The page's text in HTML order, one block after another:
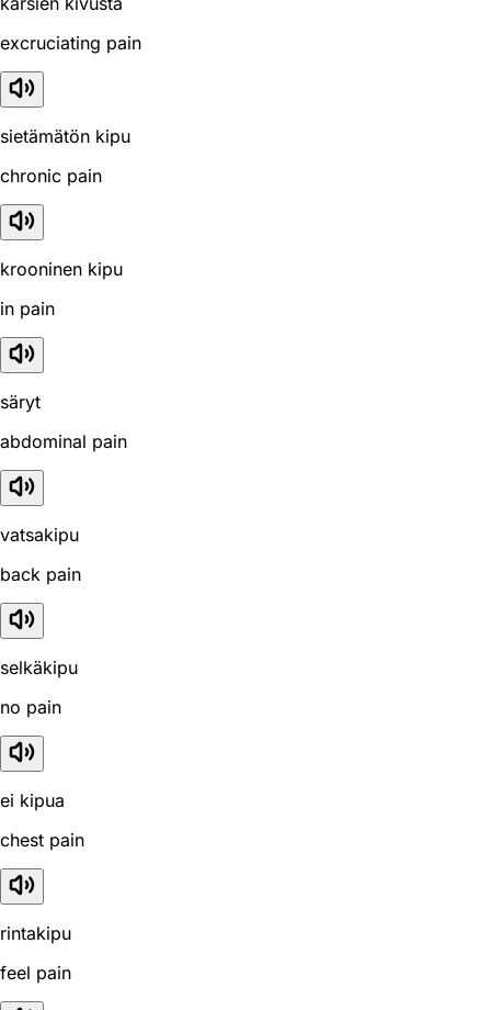
excruciating pain
sietämätön kipu
chronic pain
krooninen kipu
in pain
säryt
abdominal pain
vatsakipu
back pain
selkäkipu
no pain
ei kipua
chest pain
rintakipu
feel pain